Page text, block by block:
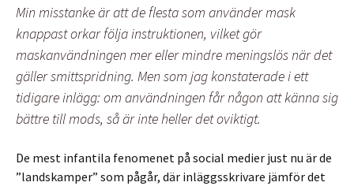
Min misstanke är att de flesta som använder mask
knappast orkar följa instruktionen, vilket gör
maskanvändningen mer eller mindre meningslös när det
gäller smittspridning. Men som jag konstaterade i ett
tidigare inlägg: om användningen får någon att känna sig
bättre till mods, så är inte heller det oviktigt.
De mest infantila fenomenet på social medier just nu är de
”landskamper” som pågår, där inläggsskrivare jämför det